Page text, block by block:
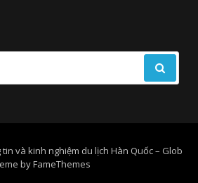
và kinh nghiệm du lịch Hàn Quốc– Glob
byFameThemes